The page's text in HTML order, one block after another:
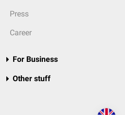
Press
Career
For Business
Other stuff